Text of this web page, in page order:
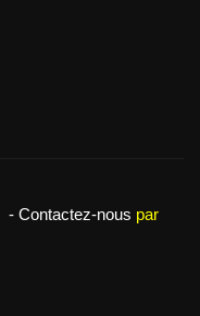
- Contactez-nous par